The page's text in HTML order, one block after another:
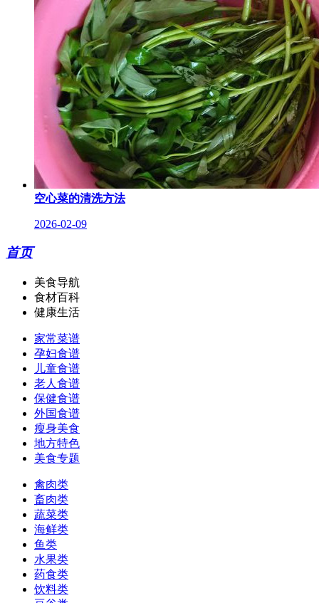
空心菜的清洗方法
2026-02-09
首页
美食导航
食材百科
健康生活
家常菜谱
孕妇食谱
儿童食谱
老人食谱
保健食谱
外国食谱
瘦身美食
地方特色
美食专题
禽肉类
畜肉类
蔬菜类
海鲜类
鱼类
水果类
药食类
饮料类